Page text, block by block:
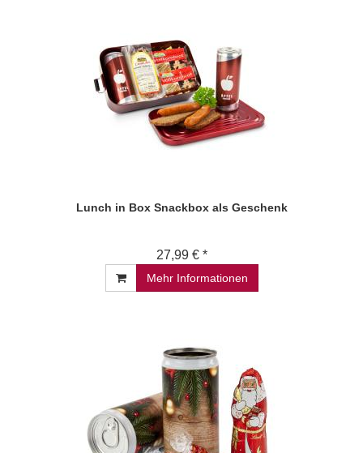
Lunch in Box Snackbox als Geschenk
27,99 € *
Mehr Informationen